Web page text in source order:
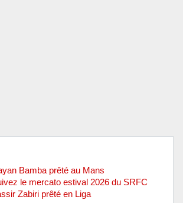
Bamba prêté au Mans
le mercato estival 2026 du SRFC
Zabiri prêté en Liga